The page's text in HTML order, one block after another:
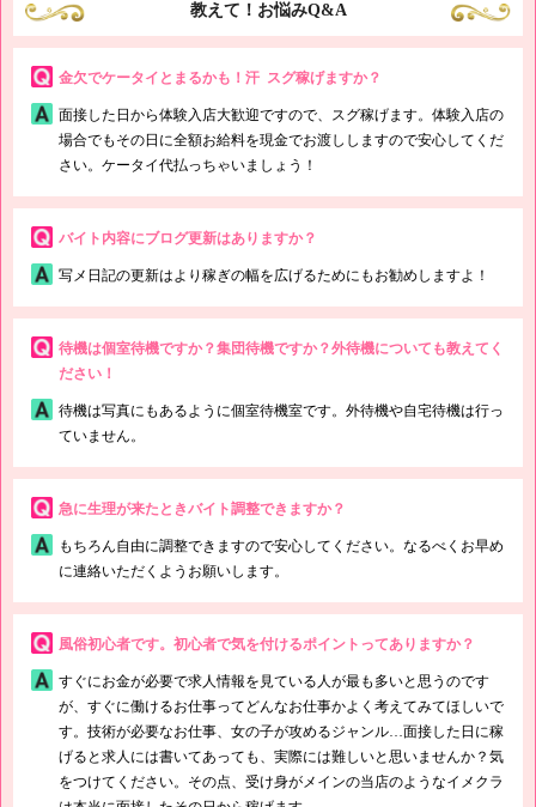
教えて！お悩みQ&A
金欠でケータイとまるかも！汗 スグ稼げますか？
面接した日から体験入店大歓迎ですので、スグ稼げます。体験入店の
場合でもその日に全額お給料を現金でお渡ししますので安心してくだ
さい。ケータイ代払っちゃいましょう！
バイト内容にブログ更新はありますか？
写メ日記の更新はより稼ぎの幅を広げるためにもお勧めしますよ！
待機は個室待機ですか？集団待機ですか？外待機についても教えてく
ださい！
待機は写真にもあるように個室待機室です。外待機や自宅待機は行っ
ていません。
急に生理が来たときバイト調整できますか？
もちろん自由に調整できますので安心してください。なるべくお早め
に連絡いただくようお願いします。
風俗初心者です。初心者で気を付けるポイントってありますか？
すぐにお金が必要で求人情報を見ている人が最も多いと思うのです
が、すぐに働けるお仕事ってどんなお仕事かよく考えてみてほしいで
す。技術が必要なお仕事、女の子が攻めるジャンル…面接した日に稼
げると求人には書いてあっても、実際には難しいと思いませんか？気
をつけてください。その点、受け身がメインの当店のようなイメクラ